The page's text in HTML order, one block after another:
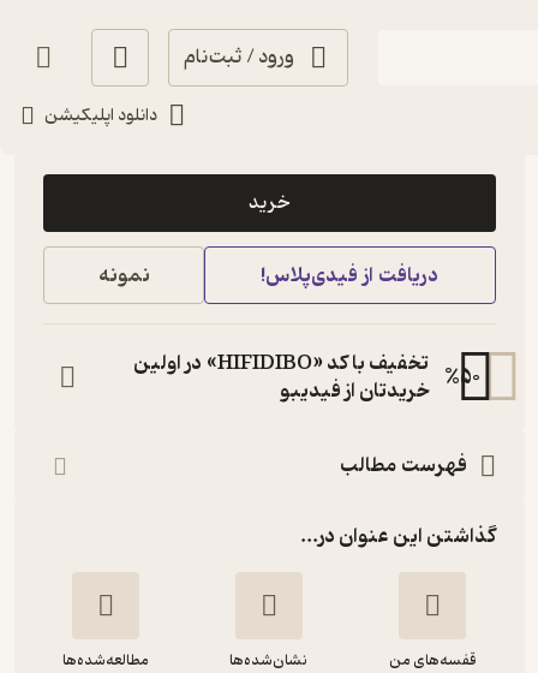
ورود / ثبت‌نام
دانلود اپلیکیشن
22,500
خرید
دریافت از فیدی‌پلاس! نمونه
%50
تخفیف با کد «HIFIDIBO» در اولین
خریدتان از فیدیبو
فهرست مطالب
گذاشتن این عنوان در...
قفسه‌های من نشان‌شده‌ها مطالعه‌شده‌ها